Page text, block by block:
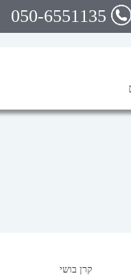
050-6551135
קרן בושי